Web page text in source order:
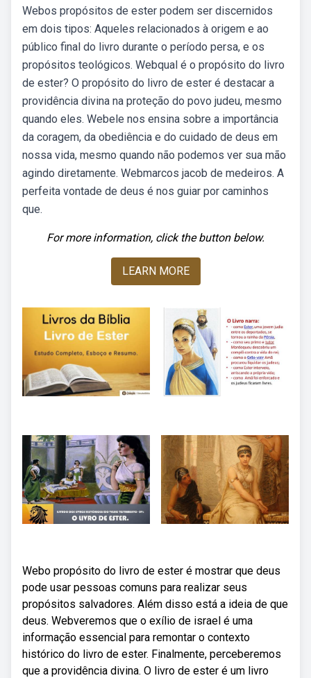
Webos propósitos de ester podem ser discernidos
em dois tipos: Aqueles relacionados à origem e ao
público final do livro durante o período persa, e os
propósitos teológicos. Webqual é o propósito do livro
de ester? O propósito do livro de ester é destacar a
providência divina na proteção do povo judeu, mesmo
quando eles. Webele nos ensina sobre a importância
da coragem, da obediência e do cuidado de deus em
nossa vida, mesmo quando não podemos ver sua mão
agindo diretamente. Webmarcos jacob de medeiros. A
perfeita vontade de deus é nos guiar por caminhos
que.
For more information, click the button below.
LEARN MORE
Webo propósito do livro de ester é mostrar que deus
pode usar pessoas comuns para realizar seus
propósitos salvadores. Além disso está a ideia de que
deus. Webveremos que o exílio de israel é uma
informação essencial para remontar o contexto
histórico do livro de ester. Finalmente, perceberemos
que a providência divina. O livro de ester é um livro